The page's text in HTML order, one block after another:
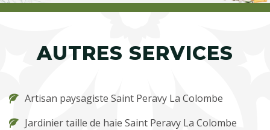
AUTRES SERVICES
Artisan paysagiste Saint Peravy La Colombe
Jardinier taille de haie Saint Peravy La Colombe